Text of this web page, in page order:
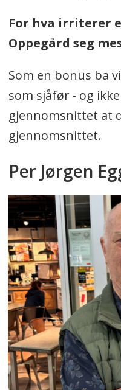
For hva irriterer
Oppegård seg
Som en bonus ba
som sjåfør - og
gjennomsnittet at
gjennomsnittet.
Per Jørgen